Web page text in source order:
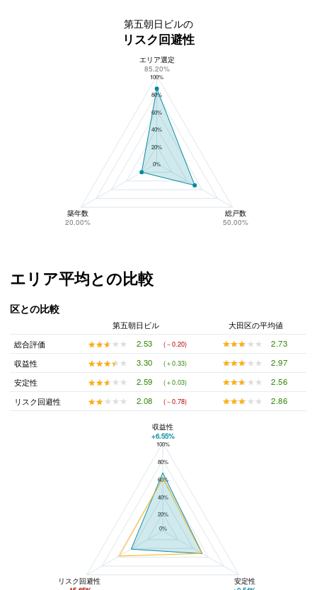
第五朝日ビルの
リスク回避性
第五朝日ビルのリスク回避性
100%
80%
60%
40%
20%
0%
エリア選定
85.20%
築年数
20.00%
総戸数
50.00%
エリア平均との比較
区との比較
第五朝日ビル
大田区の平均値
総合評価
★★★★★
★★★★★ 2.53 (－0.20) ★★★★★
★★★★★
2.73
収益性
★★★★★
★★★★★ 3.30 (＋0.33) ★★★★★
★★★★★
2.97
安定性
★★★★★
★★★★★ 2.59 (＋0.03) ★★★★★
★★★★★
2.56
リスク回避性
★★★★★
★★★★★ 2.08 (－0.78) ★★★★★
★★★★★ 2.86
100%
80%
60%
40%
20%
0%
収益性
+6.55%
リスク回避性
安定性